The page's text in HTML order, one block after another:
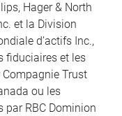
Hager & North
et la Division
d’actifs Inc.,
fiduciaires et les
Trust
ou les
par RBC Dominion